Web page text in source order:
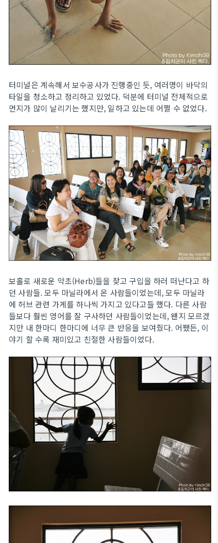
터미널은 계속해서 보수공사가 진행중인 듯, 여러명이 바닥의
타일을 청소하고 정리하고 있었다. 덕분에 터미널 전체적으로
먼지가 많이 날리기는 했지만, 일하고 있는데 어쩔 수 없었다.
보홀로 새로운 약초(Herb)들을 찾고 구입을 하러 떠난다고 하
던 사람들. 모두 마닐라에서 온 사람들이었는데, 모두 마닐라
에 허브 관련 가게를 하나씩 가지고 있다고들 했다. 다른 사람
들보다 훨씬 영어를 잘 구사하던 사람들이었는데, 왠지 모르겠
지만 내 한마디 한마디에 너무 큰 반응을 보여줬다. 어쨌든, 이
야기 할 수록 재미있고 친절한 사람들이었다.